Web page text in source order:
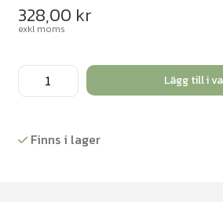
328,00 kr
exkl moms
Gräv
och
Triceratops
Lägg till i
Finns i lager